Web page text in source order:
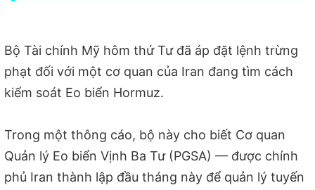
Bộ Tài chính Mỹ hôm thứ Tư đã áp đặt lệnh trừng
phạt đối với một cơ quan của Iran đang tìm cách
kiểm soát Eo biển Hormuz.
Trong một thông cáo, bộ này cho biết Cơ quan
Quản lý Eo biển Vịnh Ba Tư (PGSA) — được chính
phủ Iran thành lập đầu tháng này để quản lý tuyến